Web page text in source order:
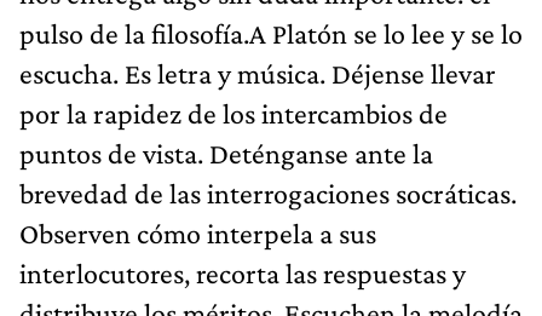
pulso de la filosofía.A Platón se lo lee y se lo
escucha. Es letra y música. Déjense llevar
por la rapidez de los intercambios de
puntos de vista. Deténganse ante la
brevedad de las interrogaciones socráticas.
Observen cómo interpela a sus
interlocutores, recorta las respuestas y